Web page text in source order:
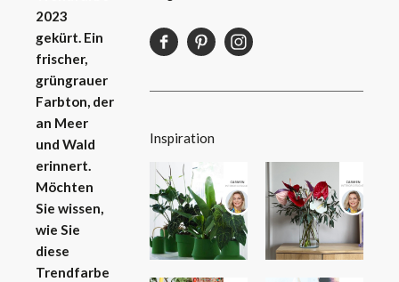
2023
gekürt. Ein
frischer,
grüngrauer
Farbton, der
an Meer
und Wald
erinnert.
Möchten
Sie wissen,
wie Sie
diese
Trendfarbe
Inspiration